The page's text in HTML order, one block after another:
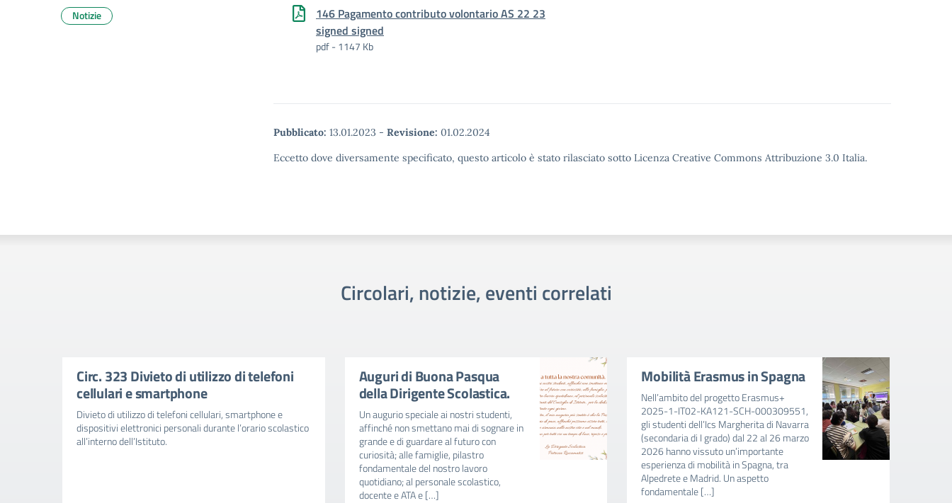
146 Pagamento contributo volontario AS 22 23
signed signed
pdf - 1147 Kb
Pubblicato: 13.01.2023 - Revisione: 01.02.2024
Eccetto dove diversamente specificato, questo articolo è stato rilasciato sotto Licenza Creative Commons Attribuzione 3.0 Italia.
Notizie
Circolari, notizie, eventi correlati
Circ. 323 Divieto di utilizzo di telefoni
cellulari e smartphone
Divieto di utilizzo di telefoni cellulari, smartphone e
dispositivi elettronici personali durante l’orario scolastico
all’interno dell’Istituto.
Auguri di Buona Pasqua
della Dirigente Scolastica.
Un augurio speciale ai nostri studenti,
affinché non smettano mai di sognare in
grande e di guardare al futuro con
curiosità; alle famiglie, pilastro
fondamentale del nostro lavoro
quotidiano; al personale scolastico,
docente e ATA e […]
Mobilità Erasmus in Spagna
Nell’ambito del progetto Erasmus+
2025-1-IT02-KA121-SCH-000309551,
gli studenti dell’Ics Margherita di Navarra
(secondaria di I grado) dal 22 al 26 marzo
2026 hanno vissuto un’importante
esperienza di mobilità in Spagna, tra
Alpedrete e Madrid. Un aspetto
fondamentale […]